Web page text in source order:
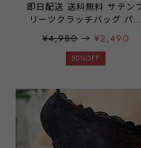
即日配送 送料無料 サテン
リーツクラッチバッグ パー
ティーバッグ ショルダーバ
ッグ スクエア ミニ 斜めが
け 肩掛け チェーン 2way レ
式 同窓会 卒業式 フォーマ
ル オケージョン きれいめ
シンプル 無地 黒 ベージュ
グレー emile0366
¥4,980→¥2,490
50%OFF